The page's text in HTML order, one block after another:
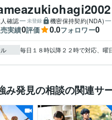
確認 未登録 機密保持契約(NDA)
実績0評価 0.0フォロワー0
み発見の相談の関連サ